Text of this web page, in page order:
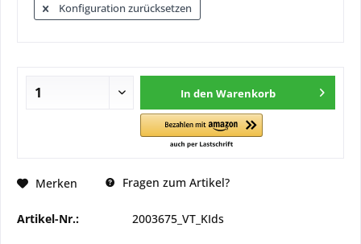
Konfiguration zurücksetzen
In den Warenkorb
Merken Fragen zum Artikel?
Artikel-Nr.: 2003675_VT_KIds